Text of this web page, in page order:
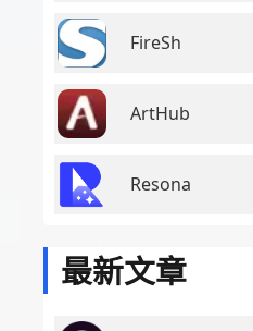
FireSh
ArtHub
Resona
最新文章